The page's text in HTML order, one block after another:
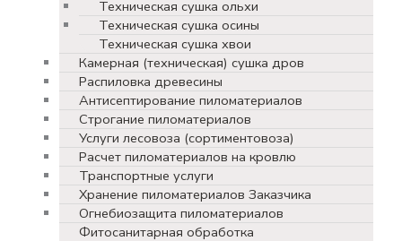
Техническая сушка ольхи
Техническая сушка осины
Техническая сушка хвои
Камерная (техническая) сушка дров
Распиловка древесины
Антисептирование пиломатериалов
Строгание пиломатериалов
Услуги лесовоза (сортиментовоза)
Расчет пиломатериалов на кровлю
Транспортные услуги
Хранение пиломатериалов Заказчика
Огнебиозащита пиломатериалов
Фитосанитарная обработка